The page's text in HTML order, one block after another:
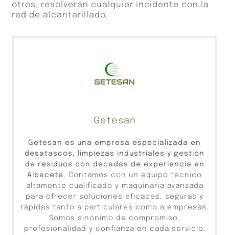
otros, resolverán cualquier incidente con la
red de alcantarillado.
Getesan
Getesan es una empresa especializada en
desatascos, limpiezas industriales y gestión
de residuos con décadas de experiencia en
Albacete. Contamos con un equipo técnico
altamente cualificado y maquinaria avanzada
para ofrecer soluciones eficaces, seguras y
rápidas tanto a particulares como a empresas.
Somos sinónimo de compromiso,
profesionalidad y confianza en cada servicio.